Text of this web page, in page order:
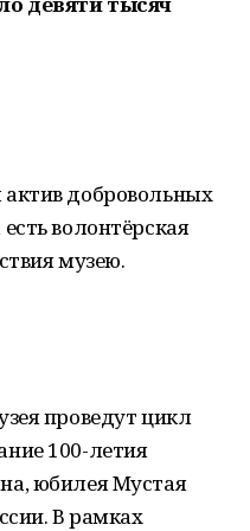
добровольных
волонтёрская
музею.
проведут цикл
100-летия
юбилея Мустая
В рамках